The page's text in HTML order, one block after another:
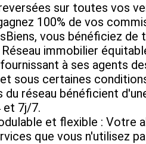
sur toutes vos
100% de vos
vous bénéficiez
Réseau immobilier
à ses agents
sous certaines
réseau bénéficient
et 7j/7.
et flexible :
que vous n'utilisez